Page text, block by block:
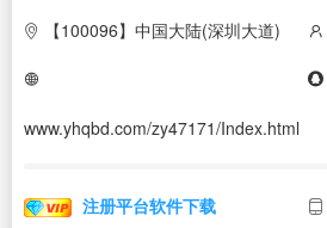
【100096】中国大陆(深圳大道)
www.yhqbd.com/zy47171/Index.html
注册平台软件下载